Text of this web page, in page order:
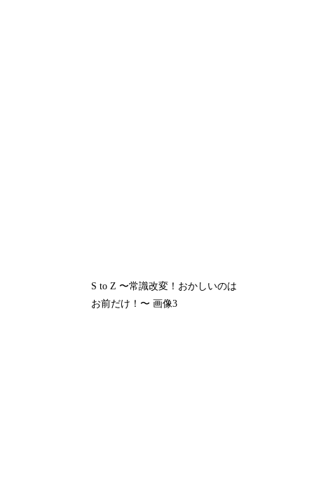
S to Z 〜常識改変！おかしいのは
お前だけ！〜 画像3